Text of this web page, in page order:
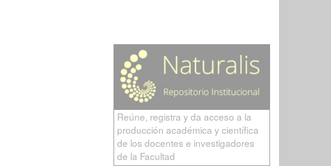
Reúne, registra y da acceso a la
producción académica y científica
de los docentes e investigadores
de la Facultad